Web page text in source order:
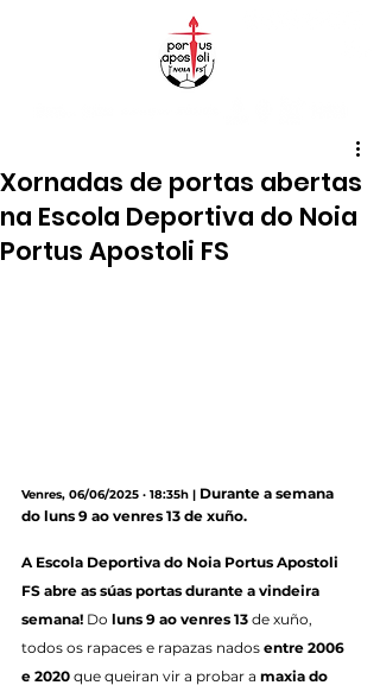
Xornadas de portas abertas
na Escola Deportiva do Noia
Portus Apostoli FS
Venres, 06/06/2025 · 18:35h | Durante a semana
do luns 9 ao venres 13 de xuño.
A Escola Deportiva do Noia Portus Apostoli
FS abre as súas portas durante a vindeira
semana! Do luns 9 ao venres 13 de xuño,
todos os rapaces e rapazas nados entre 2006
e 2020 que queiran vir a probar a maxia do